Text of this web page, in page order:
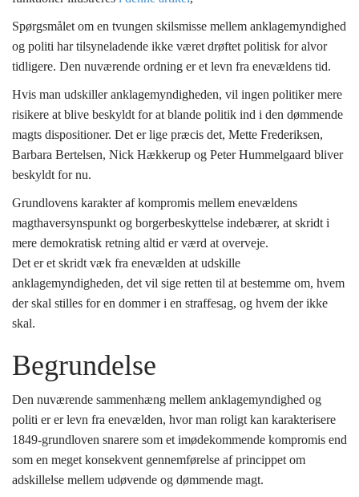
Spørgsmålet om en tvungen skilsmisse mellem anklagemyndighed
og politi har tilsyneladende ikke været drøftet politisk for alvor
tidligere. Den nuværende ordning er et levn fra enevældens tid.
Hvis man udskiller anklagemyndigheden, vil ingen politiker mere
risikere at blive beskyldt for at blande politik ind i den dømmende
magts dispositioner. Det er lige præcis det, Mette Frederiksen,
Barbara Bertelsen, Nick Hækkerup og Peter Hummelgaard bliver
beskyldt for nu.
Grundlovens karakter af kompromis mellem enevældens
magthaversynspunkt og borgerbeskyttelse indebærer, at skridt i
mere demokratisk retning altid er værd at overveje.
Det er et skridt væk fra enevælden at udskille
anklagemyndigheden, det vil sige retten til at bestemme om, hvem
der skal stilles for en dommer i en straffesag, og hvem der ikke
skal.
Begrundelse
Den nuværende sammenhæng mellem anklagemyndighed og
politi er er levn fra enevælden, hvor man roligt kan karakterisere
1849-grundloven snarere som et imødekommende kompromis end
som en meget konsekvent gennemførelse af princippet om
adskillelse mellem udøvende og dømmende magt.